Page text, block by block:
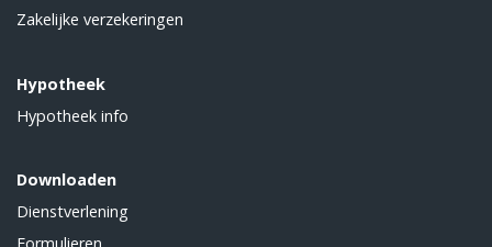
Zakelijke verzekeringen
Hypotheek
Hypotheek info
Downloaden
Dienstverlening